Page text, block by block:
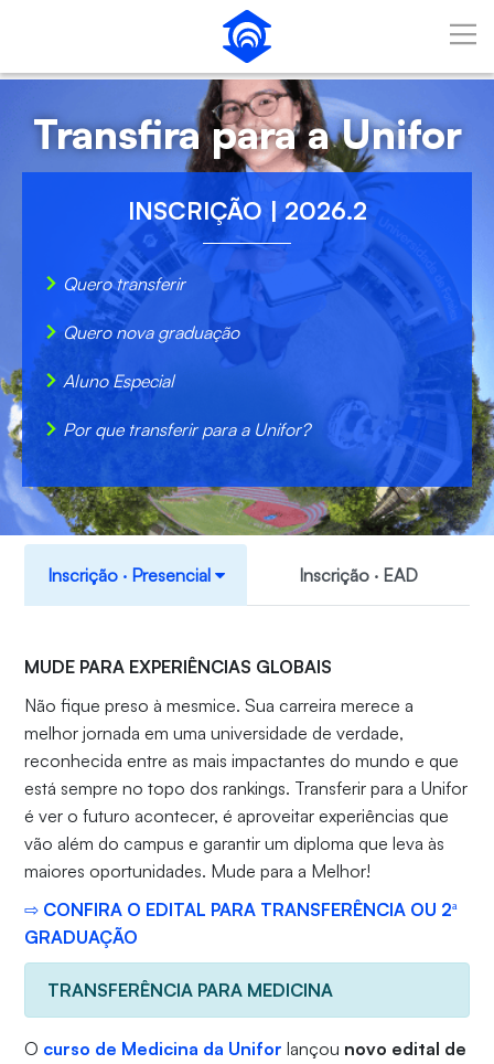
Pular para o Conteúdo principal
Transfira para a Unifor
INSCRIÇÃO | 2026.2
Quero transferir
Quero nova graduação
Aluno Especial
Por que transferir para a Unifor?
Inscrição ‧ Presencial Inscrição ‧ EAD
MUDE PARA EXPERIÊNCIAS GLOBAIS
Não fique preso à mesmice. Sua carreira merece a
melhor jornada em uma universidade de verdade,
reconhecida entre as mais impactantes do mundo e que
está sempre no topo dos rankings. Transferir para a Unifor
é ver o futuro acontecer, é aproveitar experiências que
vão além do campus e garantir um diploma que leva às
maiores oportunidades. Mude para a Melhor!
⇨ CONFIRA O EDITAL PARA TRANSFERÊNCIA OU 2ª
GRADUAÇÃO
TRANSFERÊNCIA PARA MEDICINA
O curso de Medicina da Unifor lançou novo edital de